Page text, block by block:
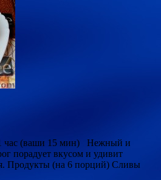
час (ваши 15 мин) Нежный и
порадует вкусом и удивит
Продукты (на 6 порций) Сливы